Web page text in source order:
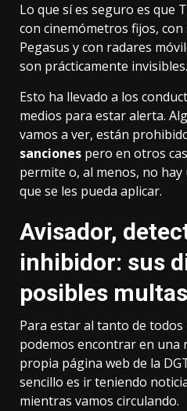
Lo que sí es seguro es que
con cinemómetros fijos, con
Pegasus y con radares
son prácticamente invisibles.
Esto ha llevado a los
medios para estar alerta.
vamos a ver, están
sanciones pero en otros
permite o, al menos, no
que se les pueda aplicar.
Avisador,
inhibidor: sus
posibles multas
Para estar al tanto de
podemos encontrar en una
propia página web de la
sencillo es ir teniendo
mientras vamos circulando.